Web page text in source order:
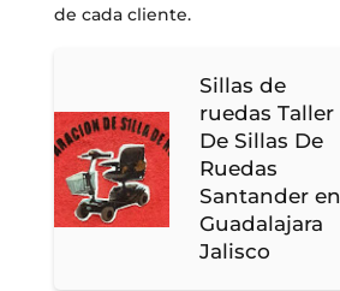
de cada cliente.
Sillas de
ruedas Taller
De Sillas De
Ruedas
Santander en
Guadalajara
Jalisco